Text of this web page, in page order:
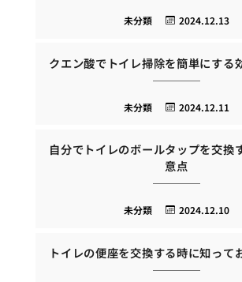
2024.12.13
未分類
クエン酸でトイレ掃除を簡単にする
2024.12.11
未分類
自分でトイレのボールタップを交換
意点
2024.12.10
未分類
トイレの便座を交換する時に知って